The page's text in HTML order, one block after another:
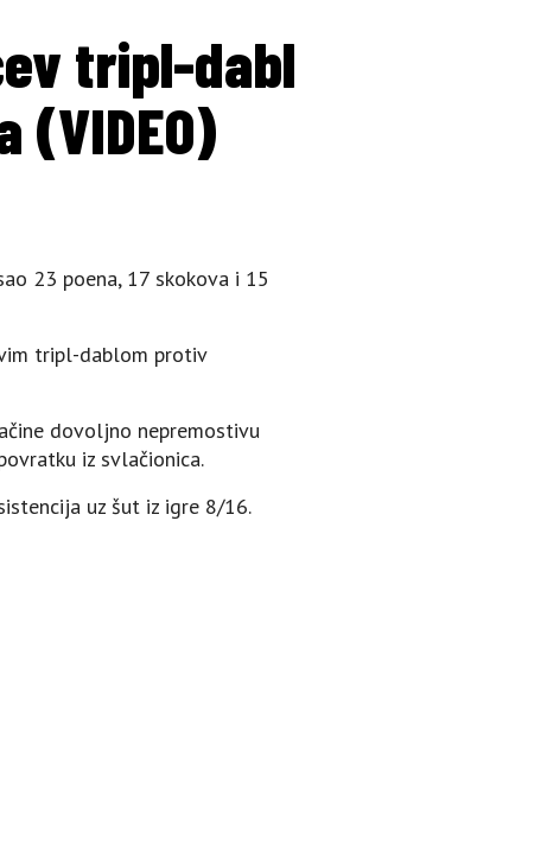
tripl-dabl
23 poena, 17 skokova i 15
tripl-dablom protiv
dovoljno nepremostivu
iz svlačionica.
uz šut iz igre 8/16.